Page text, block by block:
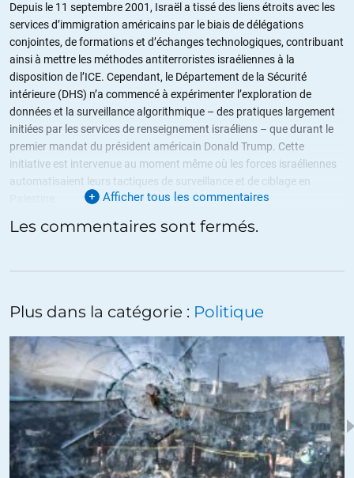
Depuis le 11 septembre 2001, Israël a tissé des liens étroits avec les
services d’immigration américains par le biais de délégations
conjointes, de formations et d’échanges technologiques, contribuant
ainsi à mettre les méthodes antiterroristes israéliennes à la
disposition de l’ICE. Cependant, le Département de la Sécurité
intérieure (DHS) n’a commencé à expérimenter l’exploration de
données et la surveillance algorithmique – des pratiques largement
initiées par les services de renseignement israéliens – que durant le
premier mandat du président américain Donald Trump. Cette
initiative est intervenue au moment même où les forces israéliennes
automatisaient leurs tactiques de surveillance et de ciblage en
https://www.972mag.com/ice-immigration-israeli-occupation-
Afficher tous les commentaires
Les commentaires sont fermés.
Plus dans la catégorie : Politique